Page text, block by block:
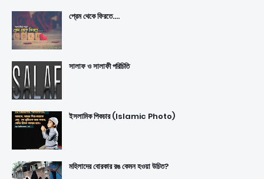
প্রেম থেকে ফিরতে....
সালাফ ও সালাফী পরিচিতি
ইসলামিক পিকচার (Islamic Photo)
মহিলাদের বোরকার রঙ কেমন হওয়া উচিত?